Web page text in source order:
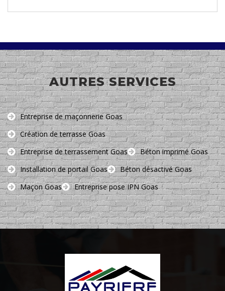
AUTRES SERVICES
Entreprise de maçonnerie Goas
Création de terrasse Goas
Entreprise de terrassement Goas
Béton imprimé Goas
Installation de portail Goas
Béton désactivé Goas
Maçon Goas
Entreprise pose IPN Goas